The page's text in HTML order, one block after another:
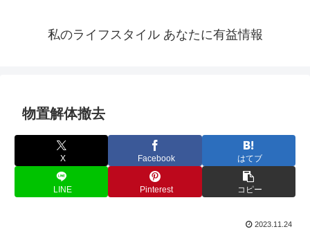
私のライフスタイル あなたに有益情報
物置解体撤去
X Facebook はてブ
LINE Pinterest コピー
2023.11.24